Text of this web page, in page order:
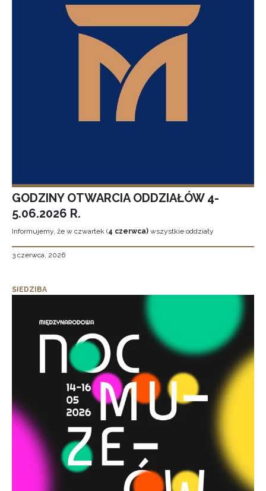
GODZINY OTWARCIA ODDZIAŁÓW 4-
5.06.2026 R.
Informujemy, że w czwartek (4 czerwca) wszystkie oddziały
3 czerwca, 2026
SIEDZIBA